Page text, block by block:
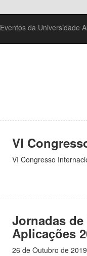
Eventos da Universidade
VI
VI Congresso
Jornadas
Aplicações
26 de Outubro de